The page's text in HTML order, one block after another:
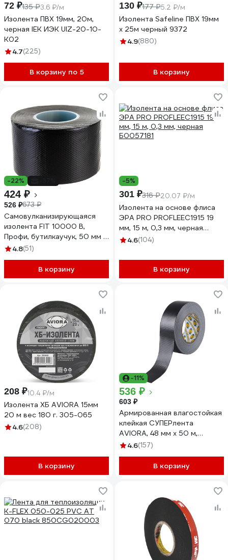
72 ₽135 ₽3.6 ₽/м
Изолента ПВХ 19мм, 20м,
черная IEK ИЭК UIZ-20-10-
K02
4.7(225)
В корзину по 5
130 ₽177 ₽5.2 ₽/м
Изолента Safeline ПВХ 19мм
х 25м черный 9372
4.9(880)
В корзину
-22%
424 ₽
526 ₽673 ₽
Самовулканизирующаяся
изолента FIT 10000 В,
Профи, бутилкаучук, 50 мм х
0,8 мм х 5 м, черная 10983
4.8(51)
В корзину
-5%
301 ₽316 ₽20.07 ₽/м
Изолента на основе флиса
ЭРА PRO PROFLEEC1915 19
мм, 15 м, 0,3 мм, черная
Б0057181
4.6(104)
В корзину
208 ₽10.4 ₽/м
Изолента ХБ AVIORA 15мм
20 м вес 180 г. 305-065
4.6(208)
В корзину
-11%
536 ₽
603 ₽
Армированная влагостойкая
клейкая СУПЕРлента
AVIORA, 48 мм х 50 м,
черная, 302-162
4.6(157)
В корзину